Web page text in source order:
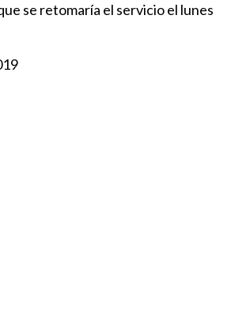
se retomaría el servicio el lunes